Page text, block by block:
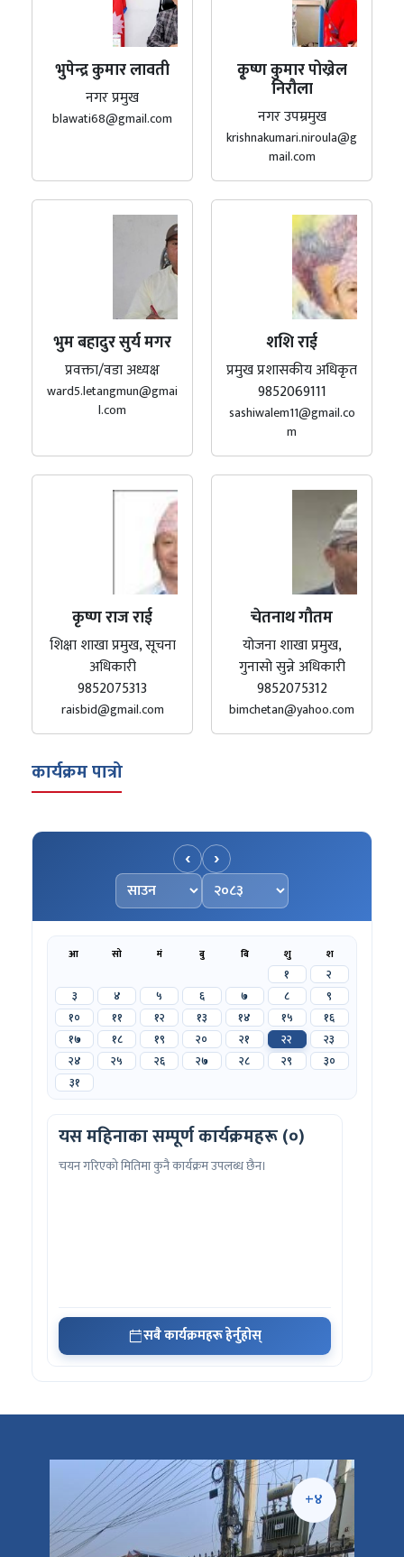
भुपेन्द्र कुमार लावती
नगर प्रमुख
blawati68@gmail.com
कृ्ष्ण कुमार पोख्रेल
निरौला
नगर उपम्रमुख
krishnakumari.niroula@g
mail.com
भुम बहादुर सुर्य मगर
प्रवक्ता/वडा अध्यक्ष
ward5.letangmun@gmai
l.com
शशि राई
प्रमुख प्रशासकीय अधिकृत
9852069111
sashiwalem11@gmail.co
m
कृष्ण राज राई
शिक्षा शाखा प्रमुख, सूचना
अधिकारी
9852075313
raisbid@gmail.com
चेतनाथ गौतम
योजना शाखा प्रमुख,
गुनासो सुन्ने अधिकारी
9852075312
bimchetan@yahoo.com
कार्यक्रम पात्रो
‹
महिना चयन गर्नुहोस्
वर्ष चयन गर्नुहोस्
›
आ सो मं बु बि शु श
१
२
३
४ ५ ६ ७ ८
९
१०
११ १२ १३ १४ १५
१६
१७
१८ १९ २० २१ २२
२३
२४
२५ २६ २७ २८ २९
३०
३१
यस महिनाका सम्पूर्ण कार्यक्रमहरू (०)
चयन गरिएको मितिमा कुनै कार्यक्रम उपलब्ध छैन।
सबै कार्यक्रमहरू हेर्नुहोस्
+४